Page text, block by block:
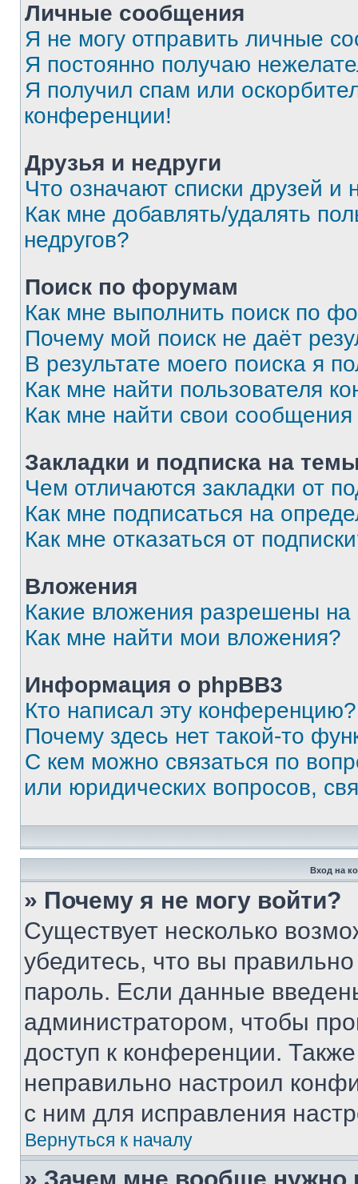
Личные сообщения
Я не могу отправить личные
Я постоянно получаю
Я получил спам или
конференции!
Друзья и недруги
Что означают списки друзей и
Как мне добавлять/удалять
недругов?
Поиск по форумам
Как мне выполнить поиск по
Почему мой поиск не даёт
В результате моего поиска я
Как мне найти пользователя
Как мне найти свои
Закладки и подписка на
Чем отличаются закладки от
Как мне подписаться на
Как мне отказаться от
Вложения
Какие вложения разрешены
Как мне найти мои вложения?
Информация о phpBB3
Кто написал эту конференцию?
Почему здесь нет такой-то
С кем можно связаться по
или юридических вопросов,
Вход на
» Почему я не могу войти?
Существует несколько
убедитесь, что вы
пароль. Если данные
администратором, чтобы
доступ к конференции.
неправильно настроил
с ним для исправления
Вернуться к началу